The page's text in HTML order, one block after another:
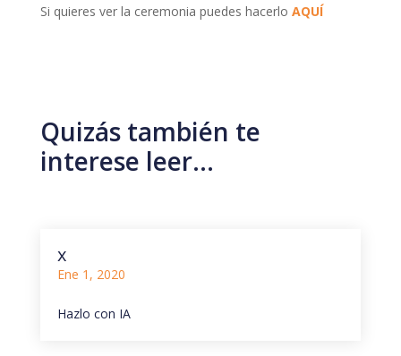
Si quieres ver la ceremonia puedes hacerlo AQUÍ
Quizás también te
interese leer…
x
Ene 1, 2020
Hazlo con IA